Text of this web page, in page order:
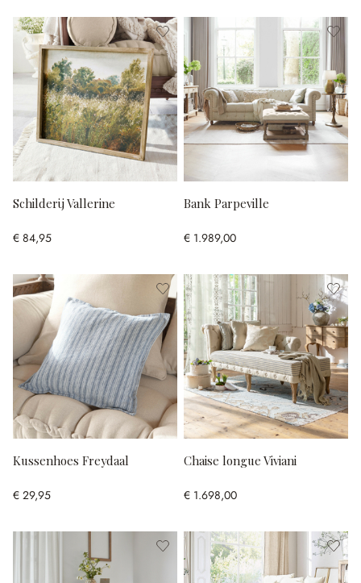
Schilderij Vallerine
€ 84,95
Bank Parpeville
€ 1.989,00
Kussenhoes Freydaal
€ 29,95
Chaise longue Viviani
€ 1.698,00